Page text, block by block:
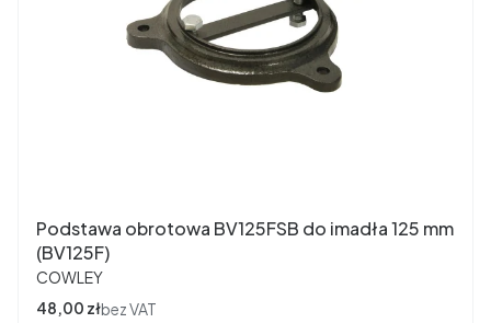
Podstawa obrotowa BV125FSB do imadła 125 mm
(BV125F)
PRODUCENT
COWLEY
Cena
48,00 złbez VAT